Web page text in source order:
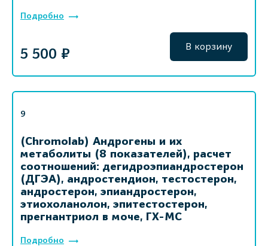
Подробно
5 500 ₽ В корзину
9
(Chromolab) Андрогены и их
метаболиты (8 показателей), расчет
соотношений: дегидроэпиандростерон
(ДГЭА), андростендион, тестостерон,
андростерон, эпиандростерон,
этиохоланолон, эпитестостерон,
прегнантриол в моче, ГХ-МС
Подробно